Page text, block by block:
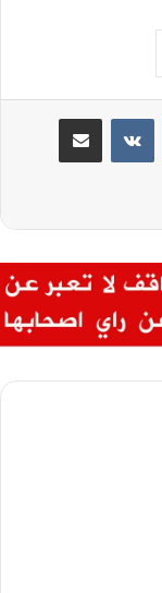
مشاركة عبر البريد